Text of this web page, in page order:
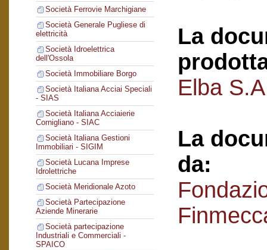
Società Ferrovie Marchigiane
Società Generale Pugliese di
elettricità
Società Idroelettrica
dell'Ossola
Società Immobiliare Borgo
Società Italiana Acciai Speciali
- SIAS
Società Italiana Acciaierie
Cornigliano - SIAC
Società Italiana Gestioni
Immobiliari - SIGIM
Società Lucana Imprese
Idrolettriche
Società Meridionale Azoto
Società Partecipazione
Aziende Minerarie
Società partecipazione
Industriali e Commerciali -
SPAICO
La
Elba
La
da: